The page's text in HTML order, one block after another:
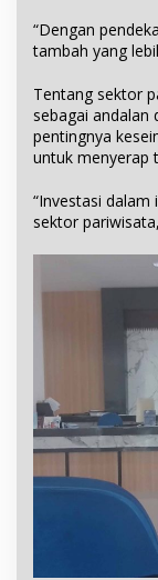
“Dengan
tambah yang
Tentang sektor
sebagai andalan
pentingnya
untuk menyerap
“Investasi
sektor